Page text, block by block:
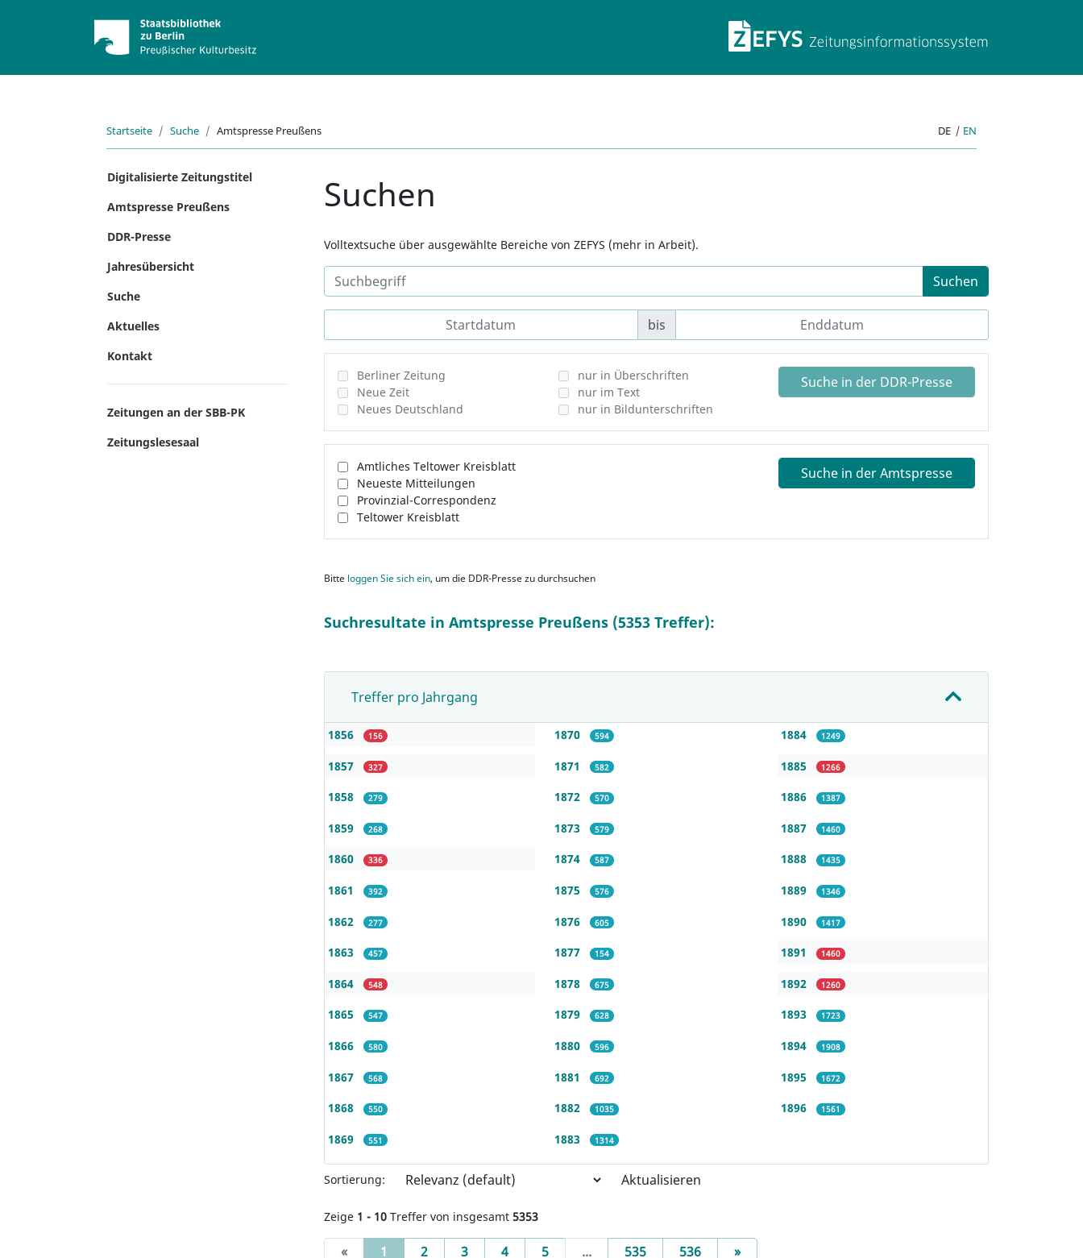
ZEFYS
Startseite Suche Amtspresse Preußens DE | EN
Digitalisierte Zeitungstitel
Amtspresse Preußens
DDR-Presse
Jahresübersicht
Suche
Aktuelles
Kontakt
Zeitungen an der SBB-PK
Zeitungslesesaal
Suchen
Volltextsuche über ausgewählte Bereiche von ZEFYS (mehr in Arbeit).
Suchen
bis
Berliner Zeitung
Neue Zeit
Neues Deutschland
nur in Überschriften
nur im Text
nur in Bildunterschriften
Suche in der DDR-Presse
Amtliches Teltower Kreisblatt
Neueste Mitteilungen
Provinzial-Correspondenz
Teltower Kreisblatt
Suche in der Amtspresse
Bitte loggen Sie sich ein, um die DDR-Presse zu durchsuchen
Suchresultate in Amtspresse Preußens (5353 Treffer):
Treffer pro Jahrgang
1856 156
1857 327
1858 279
1859 268
1860 336
1861 392
1862 277
1863 457
1864 548
1865 547
1866 580
1867 568
1868 550
1869 551
1870 594
1871 582
1872 570
1873 579
1874 587
1875 576
1876 605
1877 154
1878 675
1879 628
1880 596
1881 692
1882 1035
1883 1314
1884 1249
1885 1266
1886 1387
1887 1460
1888 1435
1889 1346
1890 1417
1891 1460
1892 1260
1893 1723
1894 1908
1895 1672
1896 1561
Sortierung: Aktualisieren
Zeige 1 - 10 Treffer von insgesamt 5353
« 1 (current)
2 3 4 5 ... 535 536 »Next